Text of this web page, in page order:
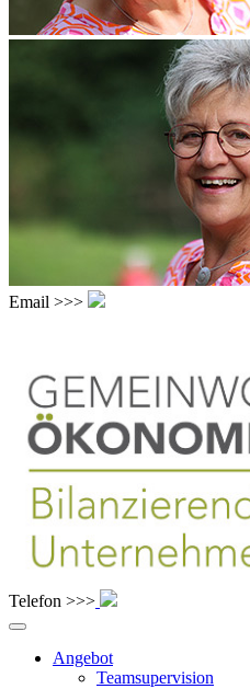
Email >>>
Telefon >>>
Angebot
Teamsupervision